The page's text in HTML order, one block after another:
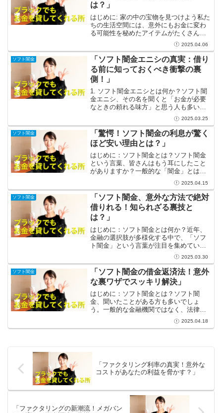
は？」
はじめに: 家の中の宝物を見つけよう私た
ちの生活空間には、意外にもお金に変わ
る可能性を秘めたアイテムがたくさん眠
っています。古い本や、もう着なくなっ
た衣類、さらには使わなくなった家電製
品など、これらのアイテムは私たちの思
い出と共に存在してい...
2025.04.06
ソフト闇金
「ソフト闇金エニシの真実：借り
る前に知っておくべき衝撃の裏
側！」
1. ソフト闇金エニシとは何か？ソフト闇
金エニシ、その名を聞くと「お金が必要
なときの頼れる味方」と思う人も多いで
しょう。一般の金融機関ではなかなか借
りられない方々に手を差し伸べ、手軽に
お金を貸し付ける存在として知られてい
ます。しかし、その背...
2025.03.25
ソフト闇金
「驚愕！ソフト闇金の利息が驚く
ほど安い理由とは？」
はじめに：ソフト闇金とは？ソフト闇金
という言葉、皆さんはもう耳にしたこと
がありますか？一般的な「闇金」とは異
なり、ソフト闇金はより柔軟で顧客に優
しいサービスを提供している業者を指し
ます。高金利や厳しい取り立てが特徴の
旧来の闇金と比べ、ソフト...
2025.04.15
ソフト闇金
「ソフト闇金、意外な方法で絶対
借りれる！知られざる裏技と
は？」
はじめに：ソフト闇金とは何か？近年、
金融の選択肢が多様化する中で、「ソフ
ト闇金」という言葉が注目を集めていま
す。一般的に闇金は、法律に反して利息
を高く設定したり、強引な取り立てを行
ったりする危険な存在ですが、ソフト闇
金は一味違います。相対的...
2025.03.30
ソフト闇金
「ソフト闇金の借金返済法！意外
な裏ワザでスッキリ解決」
はじめに：ソフト闇金とは？ソフト闇
金、聞いたことがある方も多いでしょ
う。一般的な金融機関ではなく、法律の
隙間を利用して運営されている貸金業者
です。彼らは高金利でお金を貸し付ける
2025.04.18
「ファクタリング利率の真実！意外な
コストがあなたの利益を脅かす？」
「ファクタリングの新潮流！メガバン